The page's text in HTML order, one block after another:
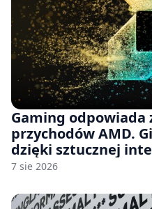
Gaming odpowiada
przychodów AMD.
dzięki sztucznej
7 sie 2026